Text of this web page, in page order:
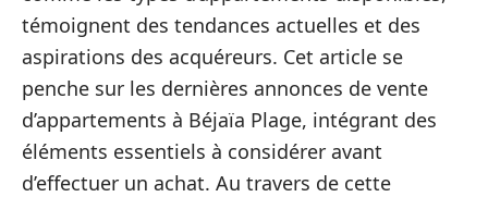
témoignent des tendances actuelles et des
aspirations des acquéreurs. Cet article se
penche sur les dernières annonces de vente
d’appartements à Béjaïa Plage, intégrant des
éléments essentiels à considérer avant
d’effectuer un achat. Au travers de cette